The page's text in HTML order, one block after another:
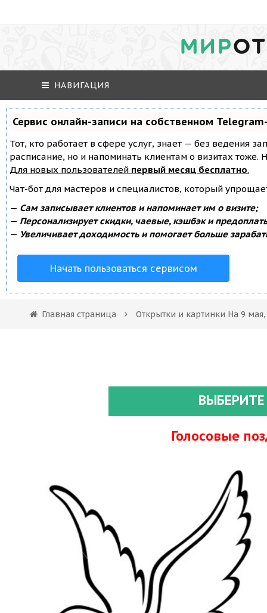
МИР
НАВИГАЦИЯ
Сервис онлайн-записи на собственном
Тот, кто работает в сфере услуг, знает — без ведения
расписание, но и напоминать клиентам о визитах
Для новых пользователей первый месяц бесплатно.
Чат-бот для мастеров и специалистов, который
— Сам записывает клиентов и напоминает им о визите;
— Персонализирует скидки, чаевые, кэшбэк и
— Увеличивает доходимость и помогает больше
Начать пользоваться сервисом
Главная страница Открытки и картинки На 9
Голосовые